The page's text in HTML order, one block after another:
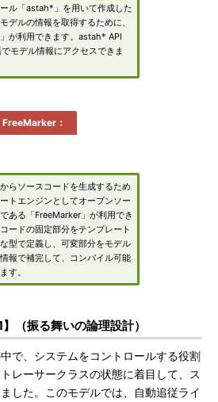
ル「astah*」を用いて作成した
デルの情報を取得するために、
が利用できます。astah* API
モデル情報にアクセスできま
FreeMarker：
らソースコードを生成するため
トエンジンとしてオープンソー
ある「FreeMarker」が利用でき
ードの固定部分をテンプレート
型で定義し、可変部分をモデル
報で補完して、コンパイル可能
す。
（振る舞いの論理設計）
で、システムをコントロールする役割
レーサークラスの状態に着目して、ス
した。このモデルでは、自動追従ライ